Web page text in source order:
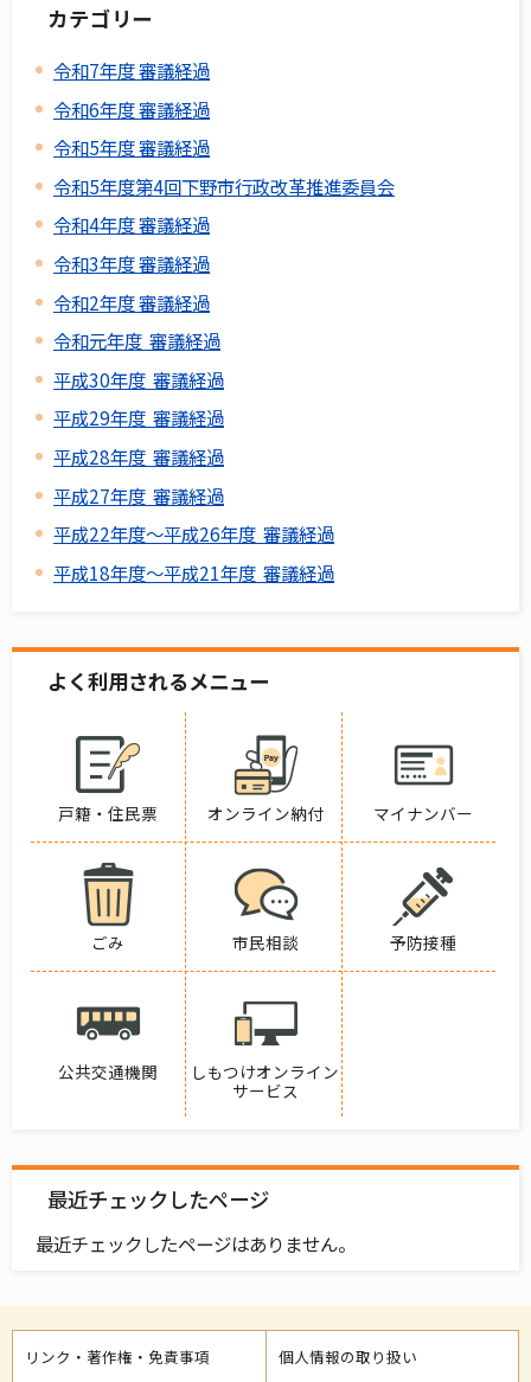
カテゴリー
令和7年度 審議経過
令和6年度 審議経過
令和5年度 審議経過
令和5年度第4回下野市行政改革推進委員会
令和4年度 審議経過
令和3年度 審議経過
令和2年度 審議経過
令和元年度 審議経過
平成30年度 審議経過
平成29年度 審議経過
平成28年度 審議経過
平成27年度 審議経過
平成22年度～平成26年度 審議経過
平成18年度～平成21年度 審議経過
よく利用されるメニュー
戸籍・住民票 オンライン納付 マイナンバー
ごみ 市民相談 予防接種
公共交通機関
しもつけオンライン
サービス
最近チェックしたページ
最近チェックしたページはありません。
リンク・著作権・免責事項 個人情報の取り扱い